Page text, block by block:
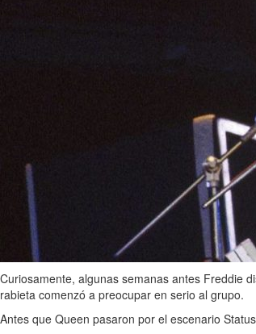
Curiosamente, algunas semanas antes Freddie
rabieta comenzó a preocupar en serio al grupo.
Antes que Queen pasaron por el escenario